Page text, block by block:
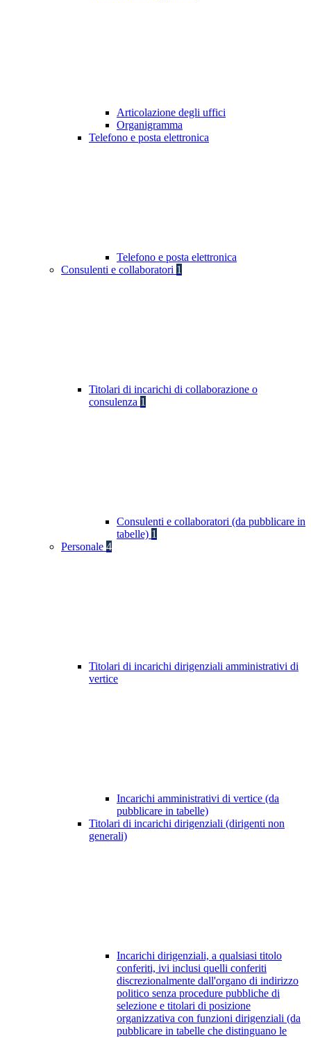
Articolazione degli uffici
Organigramma
Telefono e posta elettronica
Telefono e posta elettronica
Consulenti e collaboratori 1
Titolari di incarichi di collaborazione o
consulenza 1
Consulenti e collaboratori (da pubblicare in
tabelle) 1
Personale 4
Titolari di incarichi dirigenziali amministrativi di
vertice
Incarichi amministrativi di vertice (da
pubblicare in tabelle)
Titolari di incarichi dirigenziali (dirigenti non
generali)
Incarichi dirigenziali, a qualsiasi titolo
conferiti, ivi inclusi quelli conferiti
discrezionalmente dall'organo di indirizzo
politico senza procedure pubbliche di
selezione e titolari di posizione
organizzativa con funzioni dirigenziali (da
pubblicare in tabelle che distinguano le